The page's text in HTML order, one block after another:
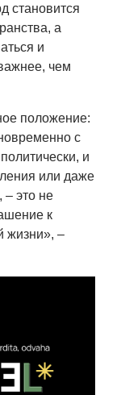
становится
а
и
чем
положение:
с
и
или даже
– это не
к
жизни», –